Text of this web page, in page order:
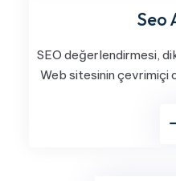
Seo
SEO değerlendirmesi,
Web sitesinin çevrimiçi